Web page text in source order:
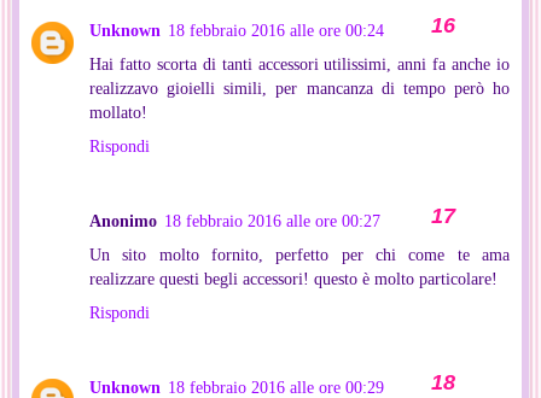
Unknown 18 febbraio 2016 alle ore 00:24
Hai fatto scorta di tanti accessori utilissimi, anni fa anche io
realizzavo gioielli simili, per mancanza di tempo però ho
mollato!
Rispondi
Anonimo 18 febbraio 2016 alle ore 00:27
Un sito molto fornito, perfetto per chi come te ama
realizzare questi begli accessori! questo è molto particolare!
Rispondi
Unknown 18 febbraio 2016 alle ore 00:29